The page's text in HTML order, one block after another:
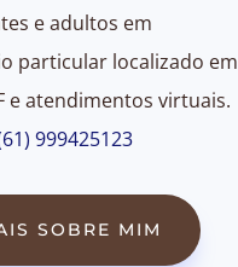
e adultos em
particular localizado em
e atendimentos virtuais.
999425123
SOBRE MIM